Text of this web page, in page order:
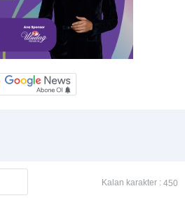
Kalan karakter : 450